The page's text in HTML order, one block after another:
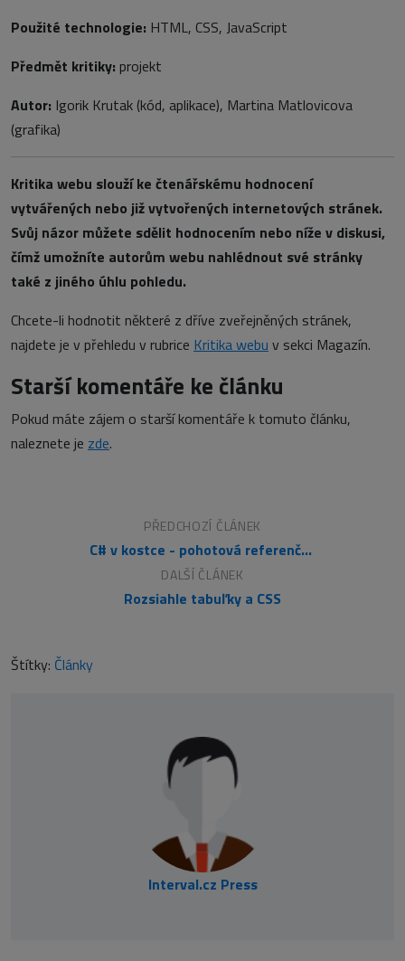
Použité technologie: HTML, CSS, JavaScript
Předmět kritiky: projekt
Autor: Igorik Krutak (kód, aplikace), Martina Matlovicova
(grafika)
Kritika webu slouží ke čtenářskému hodnocení
vytvářených nebo již vytvořených internetových stránek.
Svůj názor můžete sdělit hodnocením nebo níže v diskusi,
čímž umožníte autorům webu nahlédnout své stránky
také z jiného úhlu pohledu.
Chcete-li hodnotit některé z dříve zveřejněných stránek,
najdete je v přehledu v rubrice Kritika webu v sekci Magazín.
Starší komentáře ke článku
Pokud máte zájem o starší komentáře k tomuto článku,
naleznete je zde.
PŘEDCHOZÍ ČLÁNEK
C# v kostce - pohotová referenční příručka pro .NET
DALŠÍ ČLÁNEK
Rozsiahle tabuľky a CSS
Štítky: Články
Interval.cz Press